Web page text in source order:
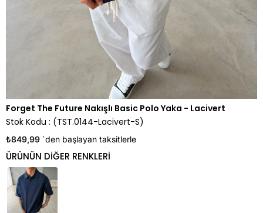
Forget The Future Nakışlı Basic Polo Yaka - Lacivert
Stok Kodu
(TST.0144-Lacivert-S)
₺849,99 `den başlayan taksitlerle